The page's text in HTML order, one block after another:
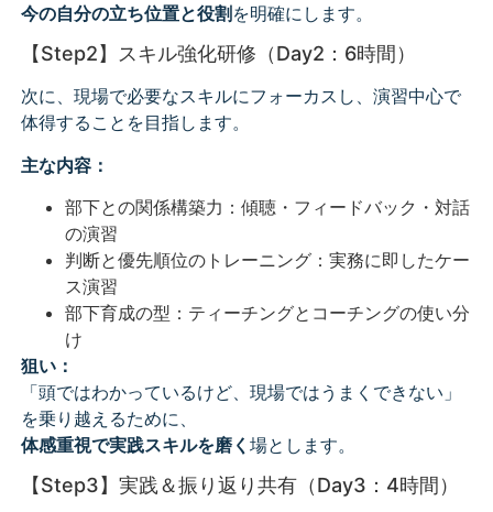
今の自分の立ち位置と役割を明確にします。
【Step2】スキル強化研修（Day2：6時間）
次に、現場で必要なスキルにフォーカスし、演習中心で
体得することを目指します。
主な内容：
部下との関係構築力：傾聴・フィードバック・対話
の演習
判断と優先順位のトレーニング：実務に即したケー
ス演習
部下育成の型：ティーチングとコーチングの使い分
け
狙い：
「頭ではわかっているけど、現場ではうまくできない」
を乗り越えるために、
体感重視で実践スキルを磨く 場とします。
【Step3】実践＆振り返り共有（Day3：4時間）